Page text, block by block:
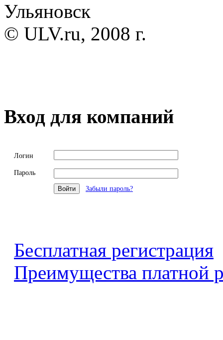
Ульяновск
© ULV.ru, 2008 г.
Вход для компаний
Логин
Пароль
Забыли пароль?
Бесплатная регистрация
Преимущества платной